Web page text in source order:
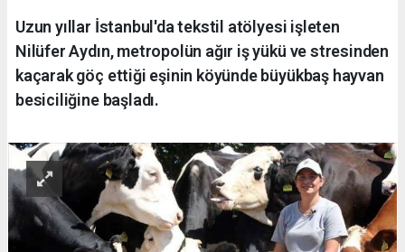
Uzun yıllar İstanbul'da tekstil atölyesi işleten
Nilüfer Aydın, metropolün ağır iş yükü ve stresinden
kaçarak göç ettiği eşinin köyünde büyükbaş hayvan
besiciliğine başladı.